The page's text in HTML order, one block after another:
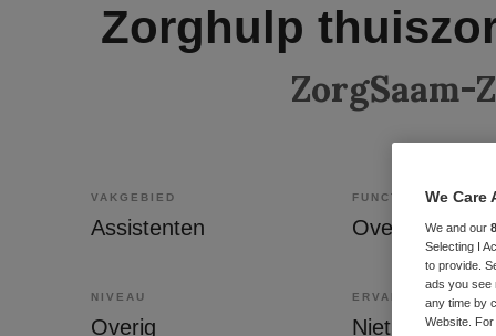
Zorghulp
ZorgSaam-
VAKGEBIED
Assistenten
FUNCTIE
NIVEAU
Overig
ERVARING
Niet nader
We Care
We and our
Selecting I
to provide.
ads you see
any time by
Website.